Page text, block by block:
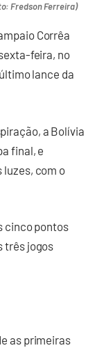
Fredson Ferreira)
Corrêa
feira, no
lance da
a Bolívia
final, e
luzes, com o
cinco pontos
três jogos
as primeiras